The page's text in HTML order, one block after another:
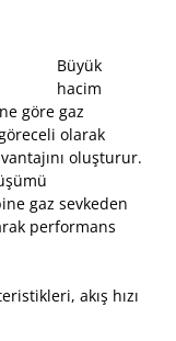
Büyük
hacim
göre gaz
olarak
oluşturur.
gaz sevkeden
performans
akış hızı